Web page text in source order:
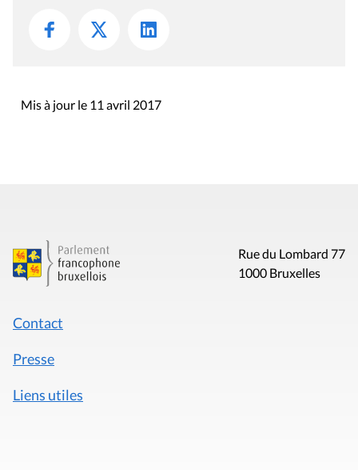
Mis à jour le 11 avril 2017
Rue du Lombard 77
1000 Bruxelles
Contact
Presse
Liens utiles